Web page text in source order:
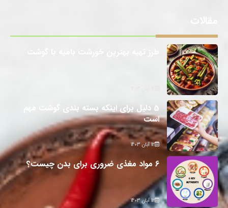
5 دلیل برای اینکه بسته بندی گوشت مهم
است
12 آبان 1403
6 مواد مغذی ضروری برای بدن چیست؟
12 آبان 1403